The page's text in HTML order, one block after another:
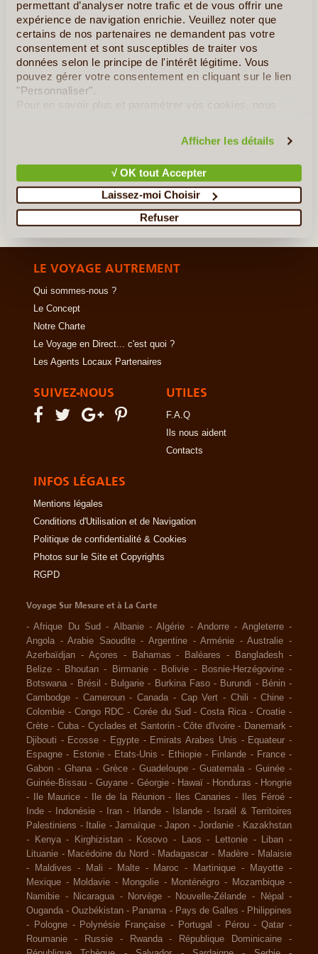
permettant d’analyser notre trafic et de vous offrir une
expérience de navigation enrichie. Veuillez noter que
certains de nos partenaires ne demandent pas votre
consentement et sont susceptibles de traiter vos
données selon le principe de l'intérêt légitime. Vous
pouvez gérer votre consentement en cliquant sur le lien
"Personnaliser".
Pour en savoir plus et paramétrer vos cookies, nous
Afficher les détails
√ OK tout Accepter
Laissez-moi Choisir
Refuser
En détail ≻
Le Pays des Mille Lacs
La Laponie Flamboyante
Tous les circuits en Finlande»
LE VOYAGE AUTREMENT
Qui sommes-nous ?
Le Concept
Notre Charte
Le Voyage en Direct... c'est quoi ?
Les Agents Locaux Partenaires
SUIVEZ-NOUS UTILES
F.A.Q
Ils nous aident
Contacts
INFOS LÉGALES
Mentions légales
Conditions d'Utilisation et de Navigation
Politique de confidentialité & Cookies
Photos sur le Site et Copyrights
RGPD
Voyage Sur Mesure et à La Carte
-Afrique Du Sud - Albanie -Algérie -Andorre - Angleterre -
Angola -Arabie Saoudite -Argentine -Arménie -Australie -
Azerbaïdjan - Açores - Bahamas - Baléares - Bangladesh -
Belize - Bhoutan - Birmanie - Bolivie - Bosnie-Herzégovine -
Botswana - Brésil - Bulgarie - Burkina Faso - Burundi - Bénin -
Cambodge - Cameroun - Canada - Cap Vert - Chili -Chine -
Colombie - Congo RDC - Corée du Sud -Costa Rica -Croatie -
Crète - Cuba - Cyclades et Santorin -Côte d'Ivoire - Danemark -
Djibouti - Ecosse - Egypte - Emirats Arabes Unis - Equateur -
Espagne - Estonie - Etats-Unis - Ethiopie - Finlande - France -
Gabon - Ghana - Grèce - Guadeloupe - Guatemala - Guinée -
Guinée-Bissau - Guyane - Géorgie - Hawaï - Honduras - Hongrie
-
Ile Maurice - Ile de la Réunion - Iles Canaries - Iles Féroé -
Inde - Indonésie - Iran - Irlande - Islande -
Israël & Territoires
Palestiniens - Italie - Jamaïque - Japon - Jordanie - Kazakhstan
-
Kenya - Kirghizistan - Kosovo - Laos - Lettonie - Liban -
Lituanie - Macédoine du Nord - Madagascar - Madère - Malaisie
-
Maldives - Mali - Malte - Maroc - Martinique - Mayotte -
Mexique - Moldavie - Mongolie - Monténégro - Mozambique -
Namibie - Nicaragua - Norvège - Nouvelle-Zélande - Népal
-
Ouganda -Ouzbékistan - Panama - Pays de Galles - Philippines
-
Pologne - Polynésie Française - Portugal - Pérou -Qatar -
Roumanie
- Russie - Rwanda - République Dominicaine
-